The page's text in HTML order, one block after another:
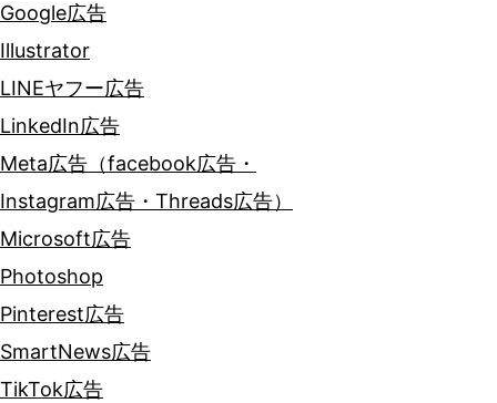
Google広告
Illustrator
LINEヤフー広告
LinkedIn広告
Meta広告（facebook広告・
Instagram広告・Threads広告）
Microsoft広告
Photoshop
Pinterest広告
SmartNews広告
TikTok広告